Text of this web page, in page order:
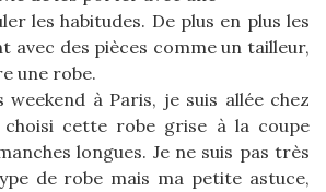
les habitudes. De plus en plus les
avec des pièces comme un tailleur,
une robe.
weekend à Paris, je suis allée chez
choisi cette robe grise à la coupe
longues. Je ne suis pas très
de robe mais ma petite astuce,